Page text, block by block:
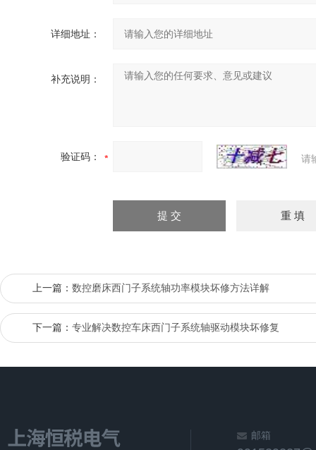
详细地址：
补充说明：
验证码： 请
上一篇： 数控磨床西门子系统轴功率模块坏修方法详解
下一篇： 专业解决数控车床西门子系统轴驱动模块坏修复
邮箱